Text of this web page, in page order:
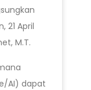
21 April
M.T.
AI) dapat